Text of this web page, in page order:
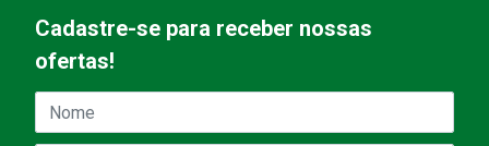
Cadastre-se para receber nossas
ofertas!